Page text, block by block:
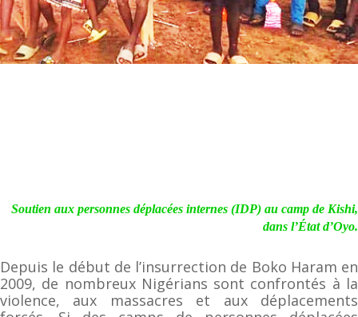
Soutien aux personnes déplacées internes (IDP) au camp de Kishi,
dans l’État d’Oyo.
Depuis le début de l’insurrection de Boko Haram en
2009, de nombreux Nigérians sont confrontés à la
violence, aux massacres et aux déplacements